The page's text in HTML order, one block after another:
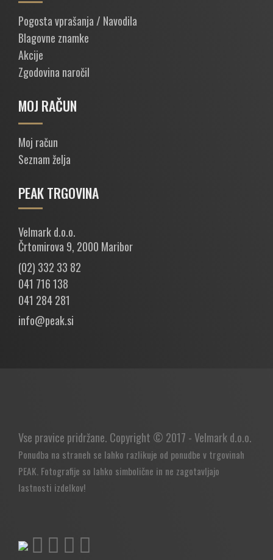
Pogosta vprašanja / Navodila
Blagovne znamke
Akcije
Zgodovina naročil
MOJ RAČUN
Moj račun
Seznam želja
PEAK TRGOVINA
Velmark d.o.o.
Črtomirova 9, 2000 Maribor
(02) 332 33 82
041 716 138
041 284 281
info@peak.si
Vse pravice pridržane. Copyright © 2017 - Velmark d.o.o.
Ponudba na straneh se lahko razlikuje od ponudbe v trgovinah
PEAK . Fotografije so lahko simbolične in ne zagotavljajo
lastnosti izdelkov!